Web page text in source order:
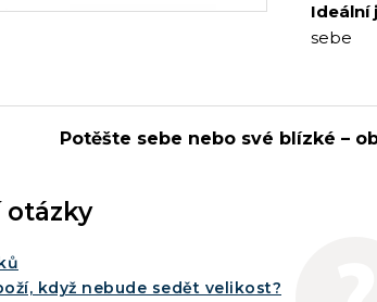
Ideální
sebe
Potěšte sebe nebo své blízké –
otázky
když nebude sedět velikost?